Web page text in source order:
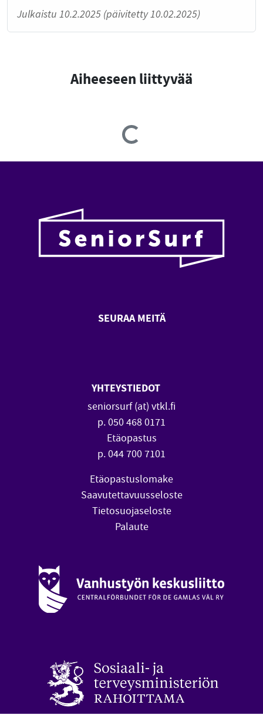
Julkaistu 10.2.2025 (päivitetty 10.02.2025)
Aiheeseen liittyvää
Loading...
SEURAA MEITÄ
YHTEYSTIEDOT
seniorsurf (at) vtkl.fi
p. 050 468 0171
Etäopastus
p. 044 700 7101
Etäopastuslomake
Saavutettavuusseloste
Tietosuojaseloste
Palaute